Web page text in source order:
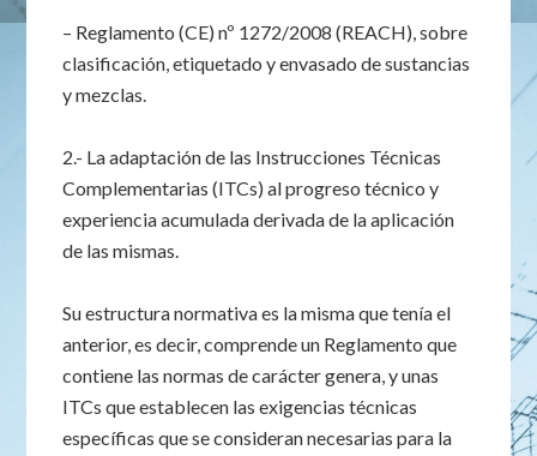
– Reglamento (CE) nº 1272/2008 (REACH), sobre
clasificación, etiquetado y envasado de sustancias
y mezclas.
2.- La adaptación de las Instrucciones Técnicas
Complementarias (ITCs) al progreso técnico y
experiencia acumulada derivada de la aplicación
de las mismas.
Su estructura normativa es la misma que tenía el
anterior, es decir, comprende un Reglamento que
contiene las normas de carácter genera, y unas
ITCs que establecen las exigencias técnicas
específicas que se consideran necesarias para la